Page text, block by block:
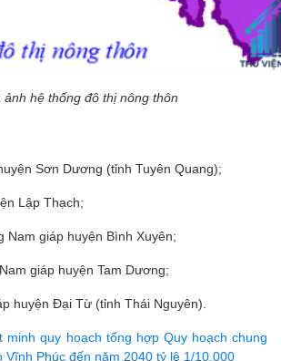
ảnh hệ thống đô thị nông thôn
Sơn Dương (tỉnh Tuyên Quang);
Lập Thạch;
Nam giáp huyện Bình Xuyên;
giáp huyện Tam Dương;
huyện Đại Từ (tỉnh Thái Nguyên).
minh quy hoạch tổng hợp Quy hoạch chung
Vĩnh Phúc đến năm 2040 tỷ lệ 1/10.000